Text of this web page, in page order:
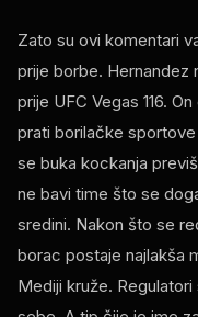
Zato su ovi komentari
prije borbe. Hernandez
prije UFC Vegas 116.
prati borilačke
se buka kockanja
ne bavi time što se
sredini. Nakon što se
borac postaje najlakša
Mediji kruže.